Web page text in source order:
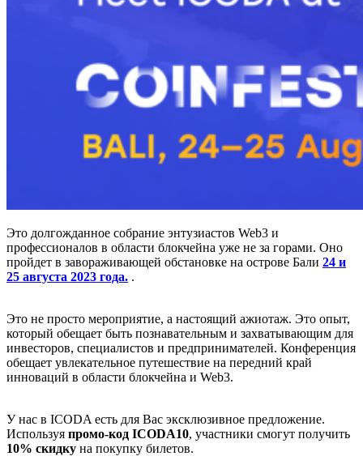
Это долгожданное собрание энтузиастов Web3 и
профессионалов в области блокчейна уже не за горами. Оно
пройдет в завораживающей обстановке на острове Бали 24 и
25 августа 2023 года. .
Это не просто мероприятие, а настоящий ажиотаж. Это опыт,
который обещает быть познавательным и захватывающим для
инвесторов, специалистов и предпринимателей. Конференция
обещает увлекательное путешествие на передний край
инноваций в области блокчейна и Web3.
У нас в ICODA есть для Вас эксклюзивное предложение.
Используя промо-код ICODA10, участники смогут получить
10% скидку на покупку билетов.